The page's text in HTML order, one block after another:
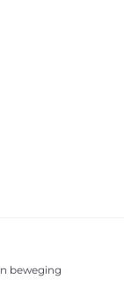
beweging